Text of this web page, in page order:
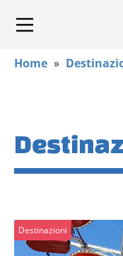
Home »
Destinazioni